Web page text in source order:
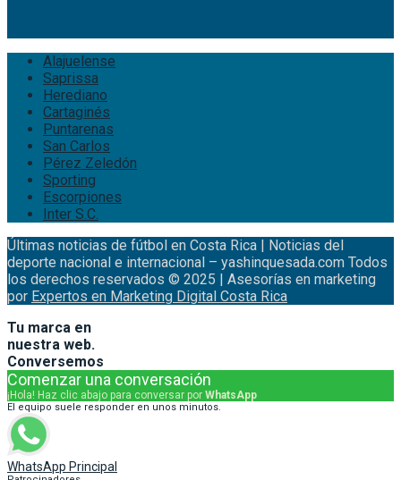
Alajuelense
Saprissa
Herediano
Cartaginés
Puntarenas
San Carlos
Pérez Zeledón
Sporting
Escorpiones
Inter S.C.
Últimas noticias de fútbol en Costa Rica | Noticias del
deporte nacional e internacional – yashinquesada.com Todos
los derechos reservados © 2025 | Asesorías en marketing
por Expertos en Marketing Digital Costa Rica
Tu marca en
nuestra web.
Conversemos
Comenzar una conversación
¡Hola! Haz clic abajo para conversar por WhatsApp
El equipo suele responder en unos minutos.
WhatsApp Principal